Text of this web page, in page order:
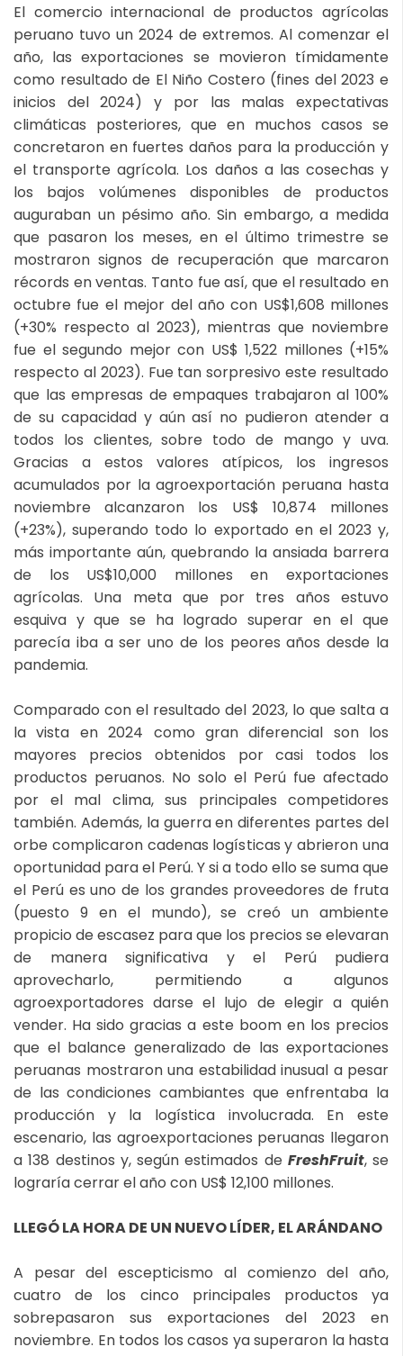
El comercio internacional de productos agrícolas
peruano tuvo un 2024 de extremos. Al comenzar el
año, las exportaciones se movieron tímidamente
como resultado de El Niño Costero (fines del 2023 e
inicios del 2024) y por las malas expectativas
climáticas posteriores, que en muchos casos se
concretaron en fuertes daños para la producción y
el transporte agrícola. Los daños a las cosechas y
los bajos volúmenes disponibles de productos
auguraban un pésimo año. Sin embargo, a medida
que pasaron los meses, en el último trimestre se
mostraron signos de recuperación que marcaron
récords en ventas. Tanto fue así, que el resultado en
octubre fue el mejor del año con US$1,608 millones
(+30% respecto al 2023), mientras que noviembre
fue el segundo mejor con US$ 1,522 millones (+15%
respecto al 2023). Fue tan sorpresivo este resultado
que las empresas de empaques trabajaron al 100%
de su capacidad y aún así no pudieron atender a
todos los clientes, sobre todo de mango y uva.
Gracias a estos valores atípicos, los ingresos
acumulados por la agroexportación peruana hasta
noviembre alcanzaron los US$ 10,874 millones
(+23%), superando todo lo exportado en el 2023 y,
más importante aún, quebrando la ansiada barrera
de los US$10,000 millones en exportaciones
agrícolas. Una meta que por tres años estuvo
esquiva y que se ha logrado superar en el que
parecía iba a ser uno de los peores años desde la
pandemia.
Comparado con el resultado del 2023, lo que salta a
la vista en 2024 como gran diferencial son los
mayores precios obtenidos por casi todos los
productos peruanos. No solo el Perú fue afectado
por el mal clima, sus principales competidores
también. Además, la guerra en diferentes partes del
orbe complicaron cadenas logísticas y abrieron una
oportunidad para el Perú. Y si a todo ello se suma que
el Perú es uno de los grandes proveedores de fruta
(puesto 9 en el mundo), se creó un ambiente
propicio de escasez para que los precios se elevaran
de manera significativa y el Perú pudiera
aprovecharlo, permitiendo a algunos
agroexportadores darse el lujo de elegir a quién
vender. Ha sido gracias a este boom en los precios
que el balance generalizado de las exportaciones
peruanas mostraron una estabilidad inusual a pesar
de las condiciones cambiantes que enfrentaba la
producción y la logística involucrada. En este
escenario, las agroexportaciones peruanas llegaron
a 138 destinos y, según estimados de FreshFruit, se
lograría cerrar el año con US$ 12,100 millones.
LLEGÓ LA HORA DE UN NUEVO LÍDER, EL ARÁNDANO
A pesar del escepticismo al comienzo del año,
cuatro de los cinco principales productos ya
sobrepasaron sus exportaciones del 2023 en
noviembre. En todos los casos ya superaron la hasta